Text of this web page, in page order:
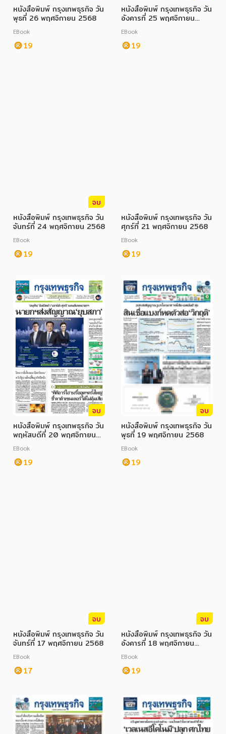
หนังสือพิมพ์ กรุงเทพธุรกิจ วัน
พุธที่ 26 พฤศจิกายน 2568
EBook
19
หนังสือพิมพ์ กรุงเทพธุรกิจ วัน
อังคารที่ 25 พฤศจิกายน
2568
EBook
19
จบ
หนังสือพิมพ์ กรุงเทพธุรกิจ วัน
จันทร์ที่ 24 พฤศจิกายน 2568
EBook
19
หนังสือพิมพ์ กรุงเทพธุรกิจ วัน
ศุกร์ที่ 21 พฤศจิกายน 2568
EBook
19
จบ
หนังสือพิมพ์ กรุงเทพธุรกิจ วัน
พฤหัสบดีที่ 20 พฤศจิกายน
2568
EBook
19
จบ
หนังสือพิมพ์ กรุงเทพธุรกิจ วัน
พุธที่ 19 พฤศจิกายน 2568
EBook
19
จบ
หนังสือพิมพ์ กรุงเทพธุรกิจ วัน
จันทร์ที่ 17 พฤศจิกายน 2568
EBook
17
จบ
หนังสือพิมพ์ กรุงเทพธุรกิจ วัน
อังคารที่ 18 พฤศจิกายน
2568
EBook
19